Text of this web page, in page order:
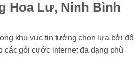
Hoa Lư, Ninh Bình
khu vực tin tưởng chọn lựa bởi độ
các gói cước internet đa dạng phù